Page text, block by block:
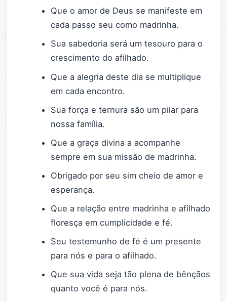
Que o amor de Deus se manifeste em
cada passo seu como madrinha.
Sua sabedoria será um tesouro para o
crescimento do afilhado.
Que a alegria deste dia se multiplique
em cada encontro.
Sua força e ternura são um pilar para
nossa família.
Que a graça divina a acompanhe
sempre em sua missão de madrinha.
Obrigado por seu sim cheio de amor e
esperança.
Que a relação entre madrinha e afilhado
floresça em cumplicidade e fé.
Seu testemunho de fé é um presente
para nós e para o afilhado.
Que sua vida seja tão plena de bênçãos
quanto você é para nós.